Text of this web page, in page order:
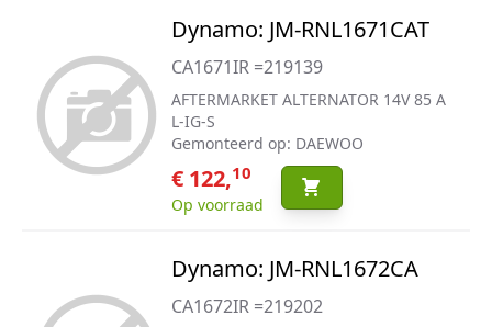
Dynamo: JM-RNL1671CAT
CA1671IR =219139
AFTERMARKET ALTERNATOR 14V 85 A
L-IG-S
Gemonteerd op: DAEWOO
€ 122,10
Op voorraad
Dynamo: JM-RNL1672CA
CA1672IR =219202